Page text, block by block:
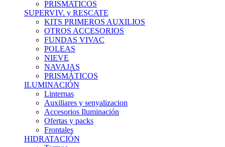
PRISMATICOS
SUPERVIV. y RESCATE
KITS PRIMEROS AUXILIOS
OTROS ACCESORIOS
FUNDAS VIVAC
POLEAS
NIEVE
NAVAJAS
PRISMÁTICOS
ILUMINACIÓN
Linternas
Auxiliares y senyalizacion
Accesorios Iluminación
Ofertas y packs
Frontales
HIDRATACIÓN